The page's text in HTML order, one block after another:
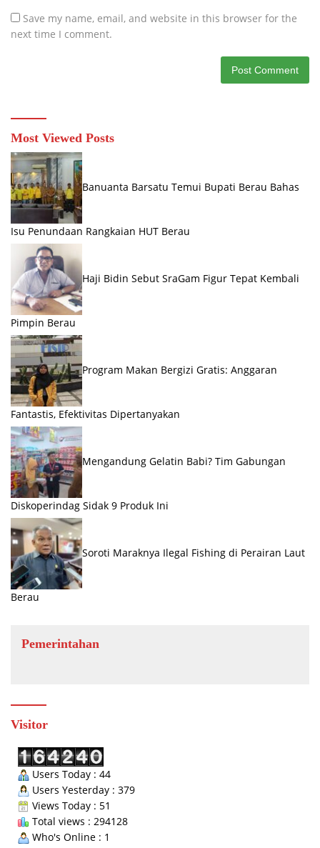
Save my name, email, and website in this browser for the
next time I comment.
Most Viewed Posts
Banuanta Barsatu Temui Bupati Berau Bahas
Isu Penundaan Rangkaian HUT Berau
Haji Bidin Sebut SraGam Figur Tepat Kembali
Pimpin Berau
Program Makan Bergizi Gratis: Anggaran
Fantastis, Efektivitas Dipertanyakan
Mengandung Gelatin Babi? Tim Gabungan
Diskoperindag Sidak 9 Produk Ini
Soroti Maraknya Ilegal Fishing di Perairan Laut
Berau
Pemerintahan
Visitor
Users Today : 44
Users Yesterday : 379
Views Today : 51
Total views : 294128
Who's Online : 1